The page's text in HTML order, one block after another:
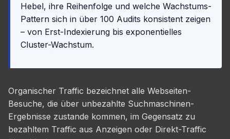
Hebel, ihre Reihenfolge und welche Wachstums-
Pattern sich in über 100 Audits konsistent zeigen
– von Erst-Indexierung bis exponentielles
Cluster-Wachstum.
Organischer Traffic bezeichnet alle Webseiten-
Besuche, die über unbezahlte Suchmaschinen-
Ergebnisse zustande kommen, im Gegensatz zu
bezahltem Traffic aus Anzeigen oder Direkt-Traffic